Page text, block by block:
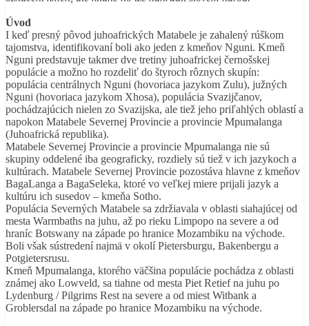
Úvod
I keď presný pôvod juhoafrických Matabele je zahalený rúškom
tajomstva, identifikovaní boli ako jeden z kmeňov Nguni. Kmeň
Nguni predstavuje takmer dve tretiny juhoafrickej černošskej
populácie a možno ho rozdeliť do štyroch rôznych skupín:
populácia centrálnych Nguni (hovoriaca jazykom Zulu), južných
Nguni (hovoriaca jazykom Xhosa), populácia Svazijčanov,
pochádzajúcich nielen zo Svazijska, ale tiež jeho priľahlých oblastí a
napokon Matabele Severnej Provincie a provincie Mpumalanga
(Juhoafrická republika).
Matabele Severnej Provincie a provincie Mpumalanga nie sú
skupiny oddelené iba geograficky, rozdiely sú tiež v ich jazykoch a
kultúrach. Matabele Severnej Provincie pozostáva hlavne z kmeňov
BagaLanga a BagaSeleka, ktoré vo veľkej miere prijali jazyk a
kultúru ich susedov – kmeňa Sotho.
Populácia Severných Matabele sa zdržiavala v oblasti siahajúcej od
mesta Warmbaths na juhu, až po rieku Limpopo na severe a od
hraníc Botswany na západe po hranice Mozambiku na východe.
Boli však sústredení najmä v okolí Pietersburgu, Bakenbergu a
Potgietersrusu.
Kmeň Mpumalanga, ktorého väčšina populácie pochádza z oblasti
známej ako Lowveld, sa tiahne od mesta Piet Retief na juhu po
Lydenburg / Pilgrims Rest na severe a od miest Witbank a
Groblersdal na západe po hranice Mozambiku na východe.